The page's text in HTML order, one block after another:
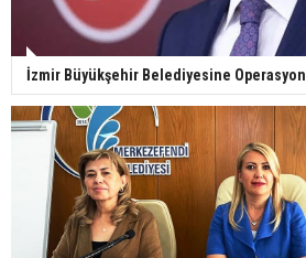
İzmir Büyükşehir Belediyesine Operasyon